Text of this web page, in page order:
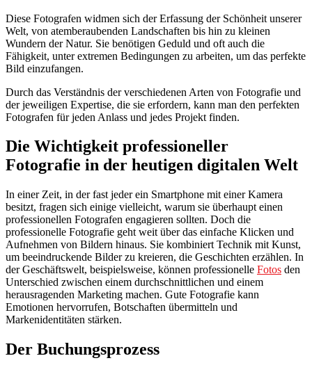
Diese Fotografen widmen sich der Erfassung der Schönheit unserer
Welt, von atemberaubenden Landschaften bis hin zu kleinen
Wundern der Natur. Sie benötigen Geduld und oft auch die
Fähigkeit, unter extremen Bedingungen zu arbeiten, um das perfekte
Bild einzufangen.
Durch das Verständnis der verschiedenen Arten von Fotografie und
der jeweiligen Expertise, die sie erfordern, kann man den perfekten
Fotografen für jeden Anlass und jedes Projekt finden.
Die Wichtigkeit professioneller
Fotografie in der heutigen digitalen Welt
In einer Zeit, in der fast jeder ein Smartphone mit einer Kamera
besitzt, fragen sich einige vielleicht, warum sie überhaupt einen
professionellen Fotografen engagieren sollten. Doch die
professionelle Fotografie geht weit über das einfache Klicken und
Aufnehmen von Bildern hinaus. Sie kombiniert Technik mit Kunst,
um beeindruckende Bilder zu kreieren, die Geschichten erzählen. In
der Geschäftswelt, beispielsweise, können professionelle Fotos den
Unterschied zwischen einem durchschnittlichen und einem
herausragenden Marketing machen. Gute Fotografie kann
Emotionen hervorrufen, Botschaften übermitteln und
Markenidentitäten stärken.
Der Buchungsprozess